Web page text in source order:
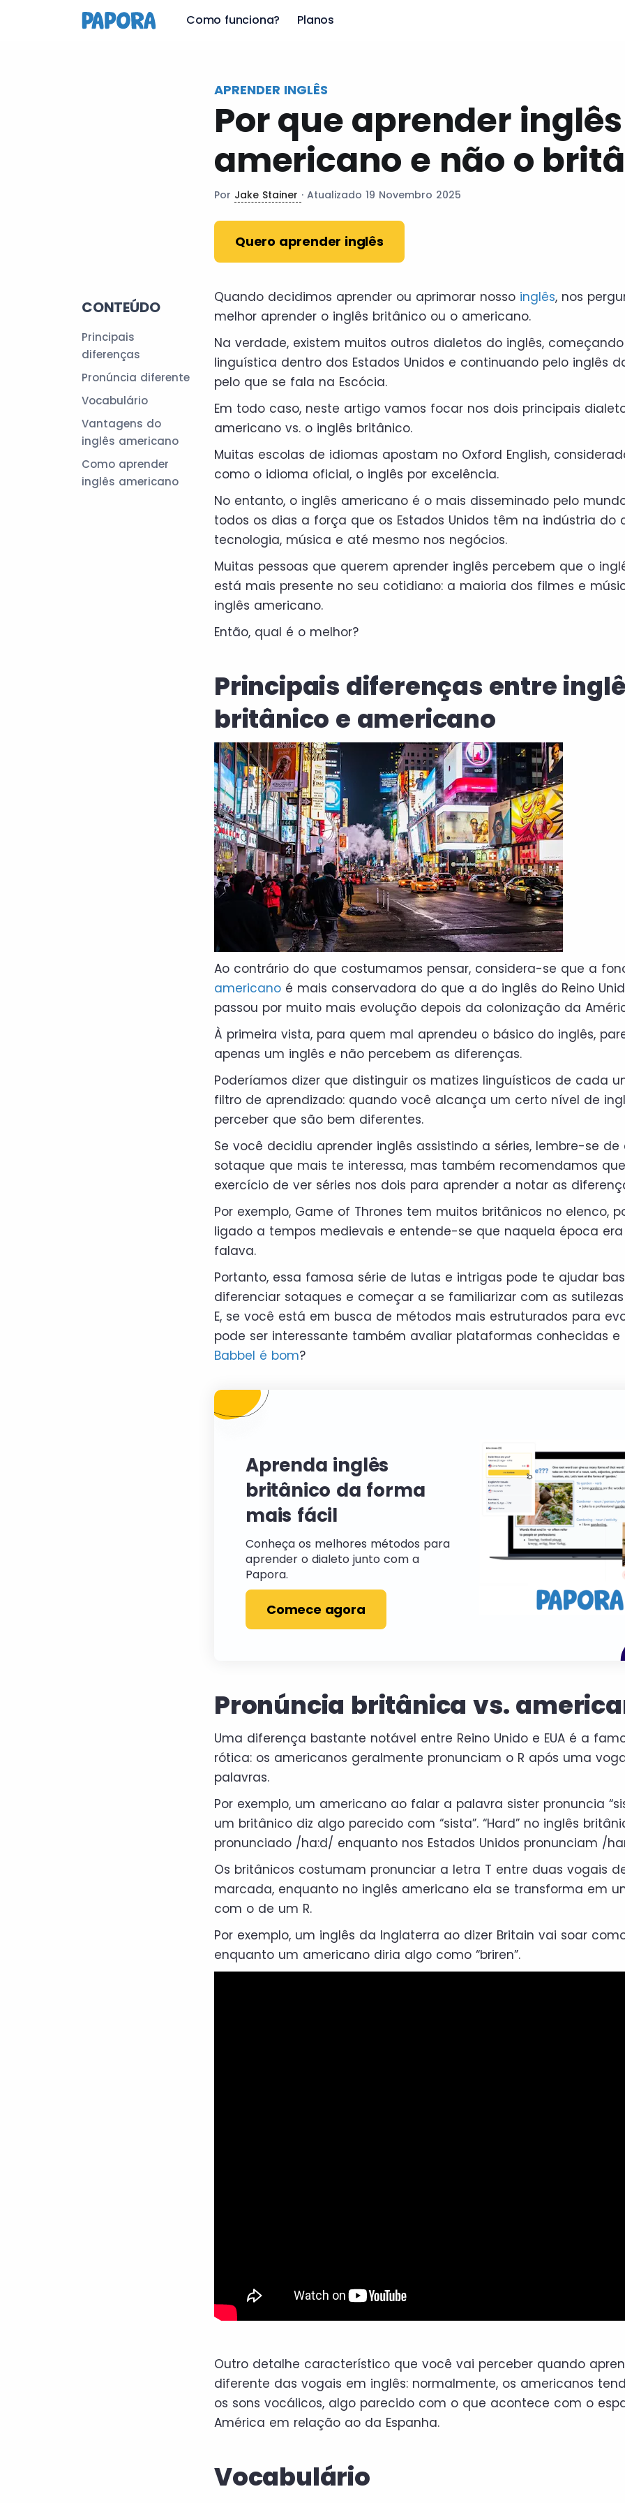
Como funciona? Planos
APRENDER INGLÊS
Por que aprender inglês
americano e não o
Por Jake Stainer · Atualizado 19 Novembro 2025
Quero aprender inglês
CONTEÚDO
Principais
diferenças
Pronúncia diferente
Vocabulário
Vantagens do
inglês americano
Como aprender
inglês americano
Quando decidimos aprender ou aprimorar nosso inglês, nos
melhor aprender o inglês britânico ou o americano.
Na verdade, existem muitos outros dialetos do inglês,
linguística dentro dos Estados Unidos e continuando pelo inglês
pelo que se fala na Escócia.
Em todo caso, neste artigo vamos focar nos dois principais
americano vs. o inglês britânico.
Muitas escolas de idiomas apostam no Oxford English,
como o idioma oficial, o inglês por excelência.
No entanto, o inglês americano é o mais disseminado pelo
todos os dias a força que os Estados Unidos têm na indústria do
tecnologia, música e até mesmo nos negócios.
Muitas pessoas que querem aprender inglês percebem que o
está mais presente no seu cotidiano: a maioria dos filmes e
inglês americano.
Então, qual é o melhor?
Principais diferenças entre
britânico e americano
Ao contrário do que costumamos pensar, considera-se que a
americano é mais conservadora do que a do inglês do Reino
passou por muito mais evolução depois da colonização da
À primeira vista, para quem mal aprendeu o básico do inglês,
apenas um inglês e não percebem as diferenças.
Poderíamos dizer que distinguir os matizes linguísticos de cada
filtro de aprendizado: quando você alcança um certo nível de
perceber que são bem diferentes.
Se você decidiu aprender inglês assistindo a séries, lembre-se de
sotaque que mais te interessa, mas também recomendamos
exercício de ver séries nos dois para aprender a notar as
Por exemplo, Game of Thrones tem muitos britânicos no elenco,
ligado a tempos medievais e entende-se que naquela época
falava.
Portanto, essa famosa série de lutas e intrigas pode te ajudar
diferenciar sotaques e começar a se familiarizar com as
E, se você está em busca de métodos mais estruturados para
pode ser interessante também avaliar plataformas conhecidas e
Babbel é bom?
Aprenda inglês
britânico da forma
mais fácil
Conheça os melhores métodos para
aprender o dialeto junto com a
Papora.
Comece agora
Pronúncia britânica vs.
Uma diferença bastante notável entre Reino Unido e EUA é a
rótica: os americanos geralmente pronunciam o R após uma
palavras.
Por exemplo, um americano ao falar a palavra sister pronuncia
um britânico diz algo parecido com “sista”. “Hard” no inglês
pronunciado /ha:d/ enquanto nos Estados Unidos pronunciam /
Os britânicos costumam pronunciar a letra T entre duas vogais
marcada, enquanto no inglês americano ela se transforma em
com o de um R.
Por exemplo, um inglês da Inglaterra ao dizer Britain vai soar como
enquanto um americano diria algo como “briren”.
Outro detalhe característico que você vai perceber quando
diferente das vogais em inglês: normalmente, os americanos
os sons vocálicos, algo parecido com o que acontece com o
América em relação ao da Espanha.
Vocabulário